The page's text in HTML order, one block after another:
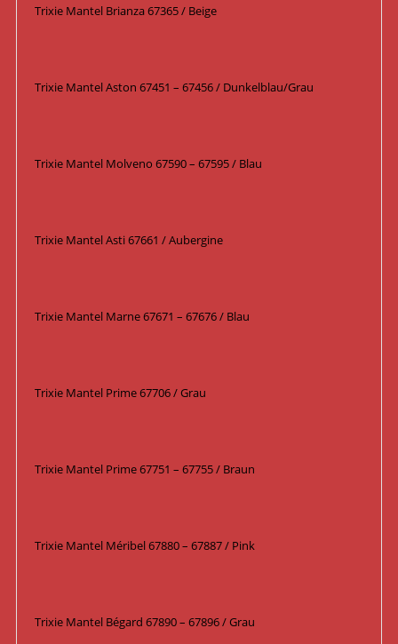
Trixie Mantel Brianza 67365 / Beige
Trixie Mantel Aston 67451 – 67456 / Dunkelblau/Grau
Trixie Mantel Molveno 67590 – 67595 / Blau
Trixie Mantel Asti 67661 / Aubergine
Trixie Mantel Marne 67671 – 67676 / Blau
Trixie Mantel Prime 67706 / Grau
Trixie Mantel Prime 67751 – 67755 / Braun
Trixie Mantel Méribel 67880 – 67887 / Pink
Trixie Mantel Bégard 67890 – 67896 / Grau